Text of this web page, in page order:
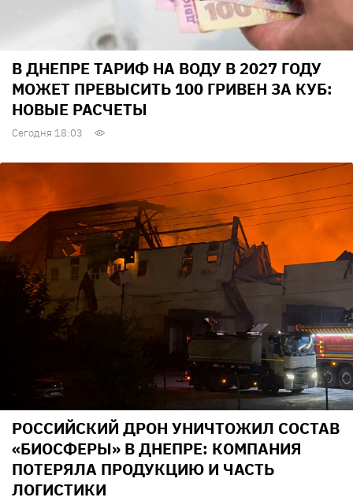
В ДНЕПРЕ ТАРИФ НА ВОДУ В 2027 ГОДУ
МОЖЕТ ПРЕВЫСИТЬ 100 ГРИВЕН ЗА КУБ:
НОВЫЕ РАСЧЕТЫ
Сегодня 18:03
РОССИЙСКИЙ ДРОН УНИЧТОЖИЛ СОСТАВ
«БИОСФЕРЫ» В ДНЕПРЕ: КОМПАНИЯ
ПОТЕРЯЛА ПРОДУКЦИЮ И ЧАСТЬ
ЛОГИСТИКИ